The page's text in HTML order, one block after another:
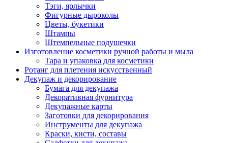
Тэги, ярлычки
Фигурные дыроколы
Цветы, букетики
Штампы
Штемпельные подушечки
Изготовление косметики ручной работы и мыла
Тара и упаковка для косметики
Ротанг для плетения искусственный
Декупаж и декорирование
Бумага для декупажа
Декоративная фурнитура
Декупажные карты
Заготовки для декорирования
Инструменты для декупажа
Краски, кисти, составы